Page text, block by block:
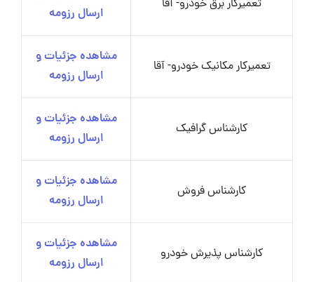
تعمیرکار برق خودرو- آقا
ارسال رزومه
تعمیرکار مکانیک خودرو- آقا
مشاهده جزئیات و
ارسال رزومه
کارشناس گرافیک
مشاهده جزئیات و
ارسال رزومه
کارشناس فروش
مشاهده جزئیات و
ارسال رزومه
کارشناس پذیرش خودرو
مشاهده جزئیات و
ارسال رزومه